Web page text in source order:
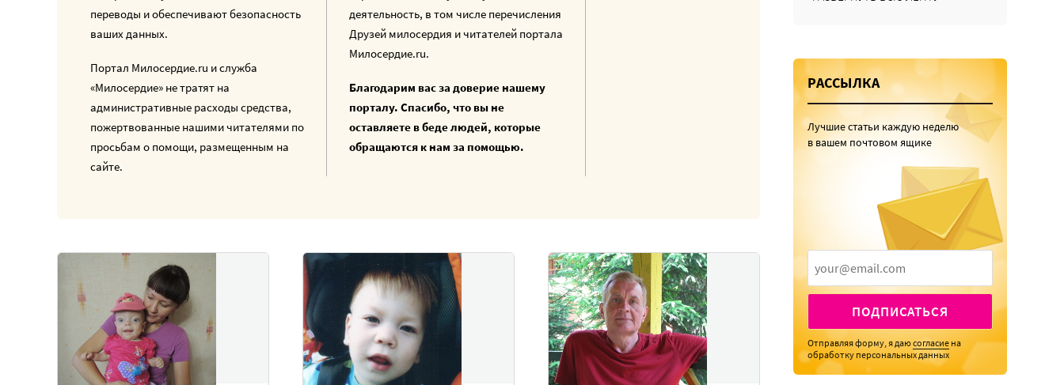
переводы и обеспечивают безопасность
ваших данных.
Портал Милосердие.ru и служба
«Милосердие» не тратят на
административные расходы средства,
пожертвованные нашими читателями по
просьбам о помощи, размещенным на
сайте.
деятельность, в том числе перечисления
Друзей милосердия и читателей портала
Милосердие.ru.
Благодарим вас за доверие нашему
порталу. Спасибо, что вы не
оставляете в беде людей, которые
обращаются к нам за помощью.
РАССЫЛКА
Лучшие статьи каждую неделю
в вашем почтовом ящике
ПОДПИСАТЬСЯ
Отправляя форму, я даюсогласие на
обработку персональных данных